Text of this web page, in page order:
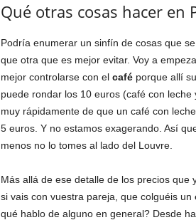
Qué otras cosas hacer en
Podría enumerar un sinfín de cosas que
que otra que es mejor evitar. Voy a
mejor controlarse con el café porque allí
puede rondar los 10 euros (café con
muy rápidamente de que un café con
5 euros. Y no estamos exagerando. Así
menos no lo tomes al lado del Louvre.
Más allá de ese detalle de los precios que
si vais con vuestra pareja, que colguéis un
qué hablo de alguno en general? Desde